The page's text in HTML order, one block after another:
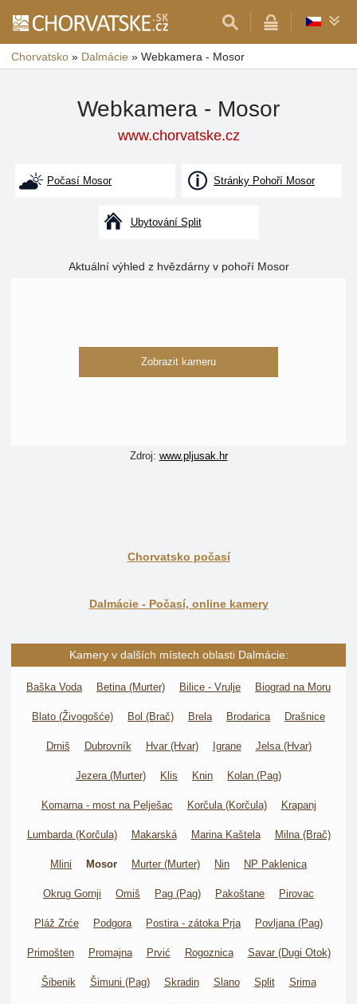
Chorvatsko » Dalmácie » Webkamera - Mosor
Webkamera - Mosor
www.chorvatske.cz
Počasí Mosor Stránky Pohoří Mosor
Ubytování Split
Aktuální výhled z hvězdárny v pohoří Mosor
Zobrazit kameru
Zdroj: www.pljusak.hr
Chorvatsko počasí
Dalmácie - Počasí, online kamery
Kamery v dalších místech oblasti Dalmácie:
Baška Voda Betina (Murter) Bilice - Vrulje Biograd na Moru
Blato (Živogošće) Bol (Brač) Brela Brodarica Drašnice
Drniš Dubrovník Hvar (Hvar) Igrane Jelsa (Hvar)
Jezera (Murter) Klis Knin Kolan (Pag)
Komarna - most na Pelješac Korčula (Korčula) Krapanj
Lumbarda (Korčula) Makarská Marina Kaštela Milna (Brač)
Mlini Mosor Murter (Murter) Nin NP Paklenica
Okrug Gornji Omiš Pag (Pag) Pakoštane Pirovac
Pláž Zrće Podgora Postira - zátoka Prja Povljana (Pag)
Primošten Promajna Prvić Rogoznica Savar (Dugi Otok)
Šibenik Šimuni (Pag) Skradin Slano Split Srima